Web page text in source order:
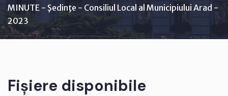
MINUTE - Şedinţe - Consiliul Local al Municipiului Arad -
2023
Fișiere disponibile